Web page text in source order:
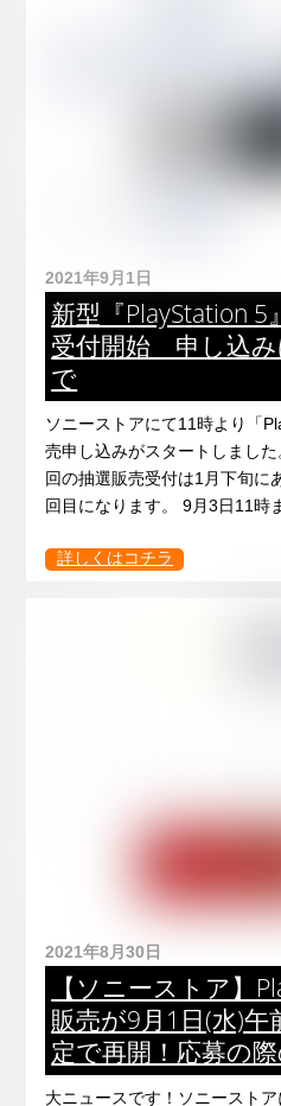
2021年9月1日
新型『PlayStation 5
受付開始 申し込み
で
ソニーストアにて11時より「
売申し込みがスタートしまし
回の抽選販売受付は1月下旬に
回目になります。 9月3日11時
詳しくはコチラ
2021年8月30日
【ソニーストア】
販売が9月1日(水)午
定で再開！応募の際
大ニュースです！ソニースト